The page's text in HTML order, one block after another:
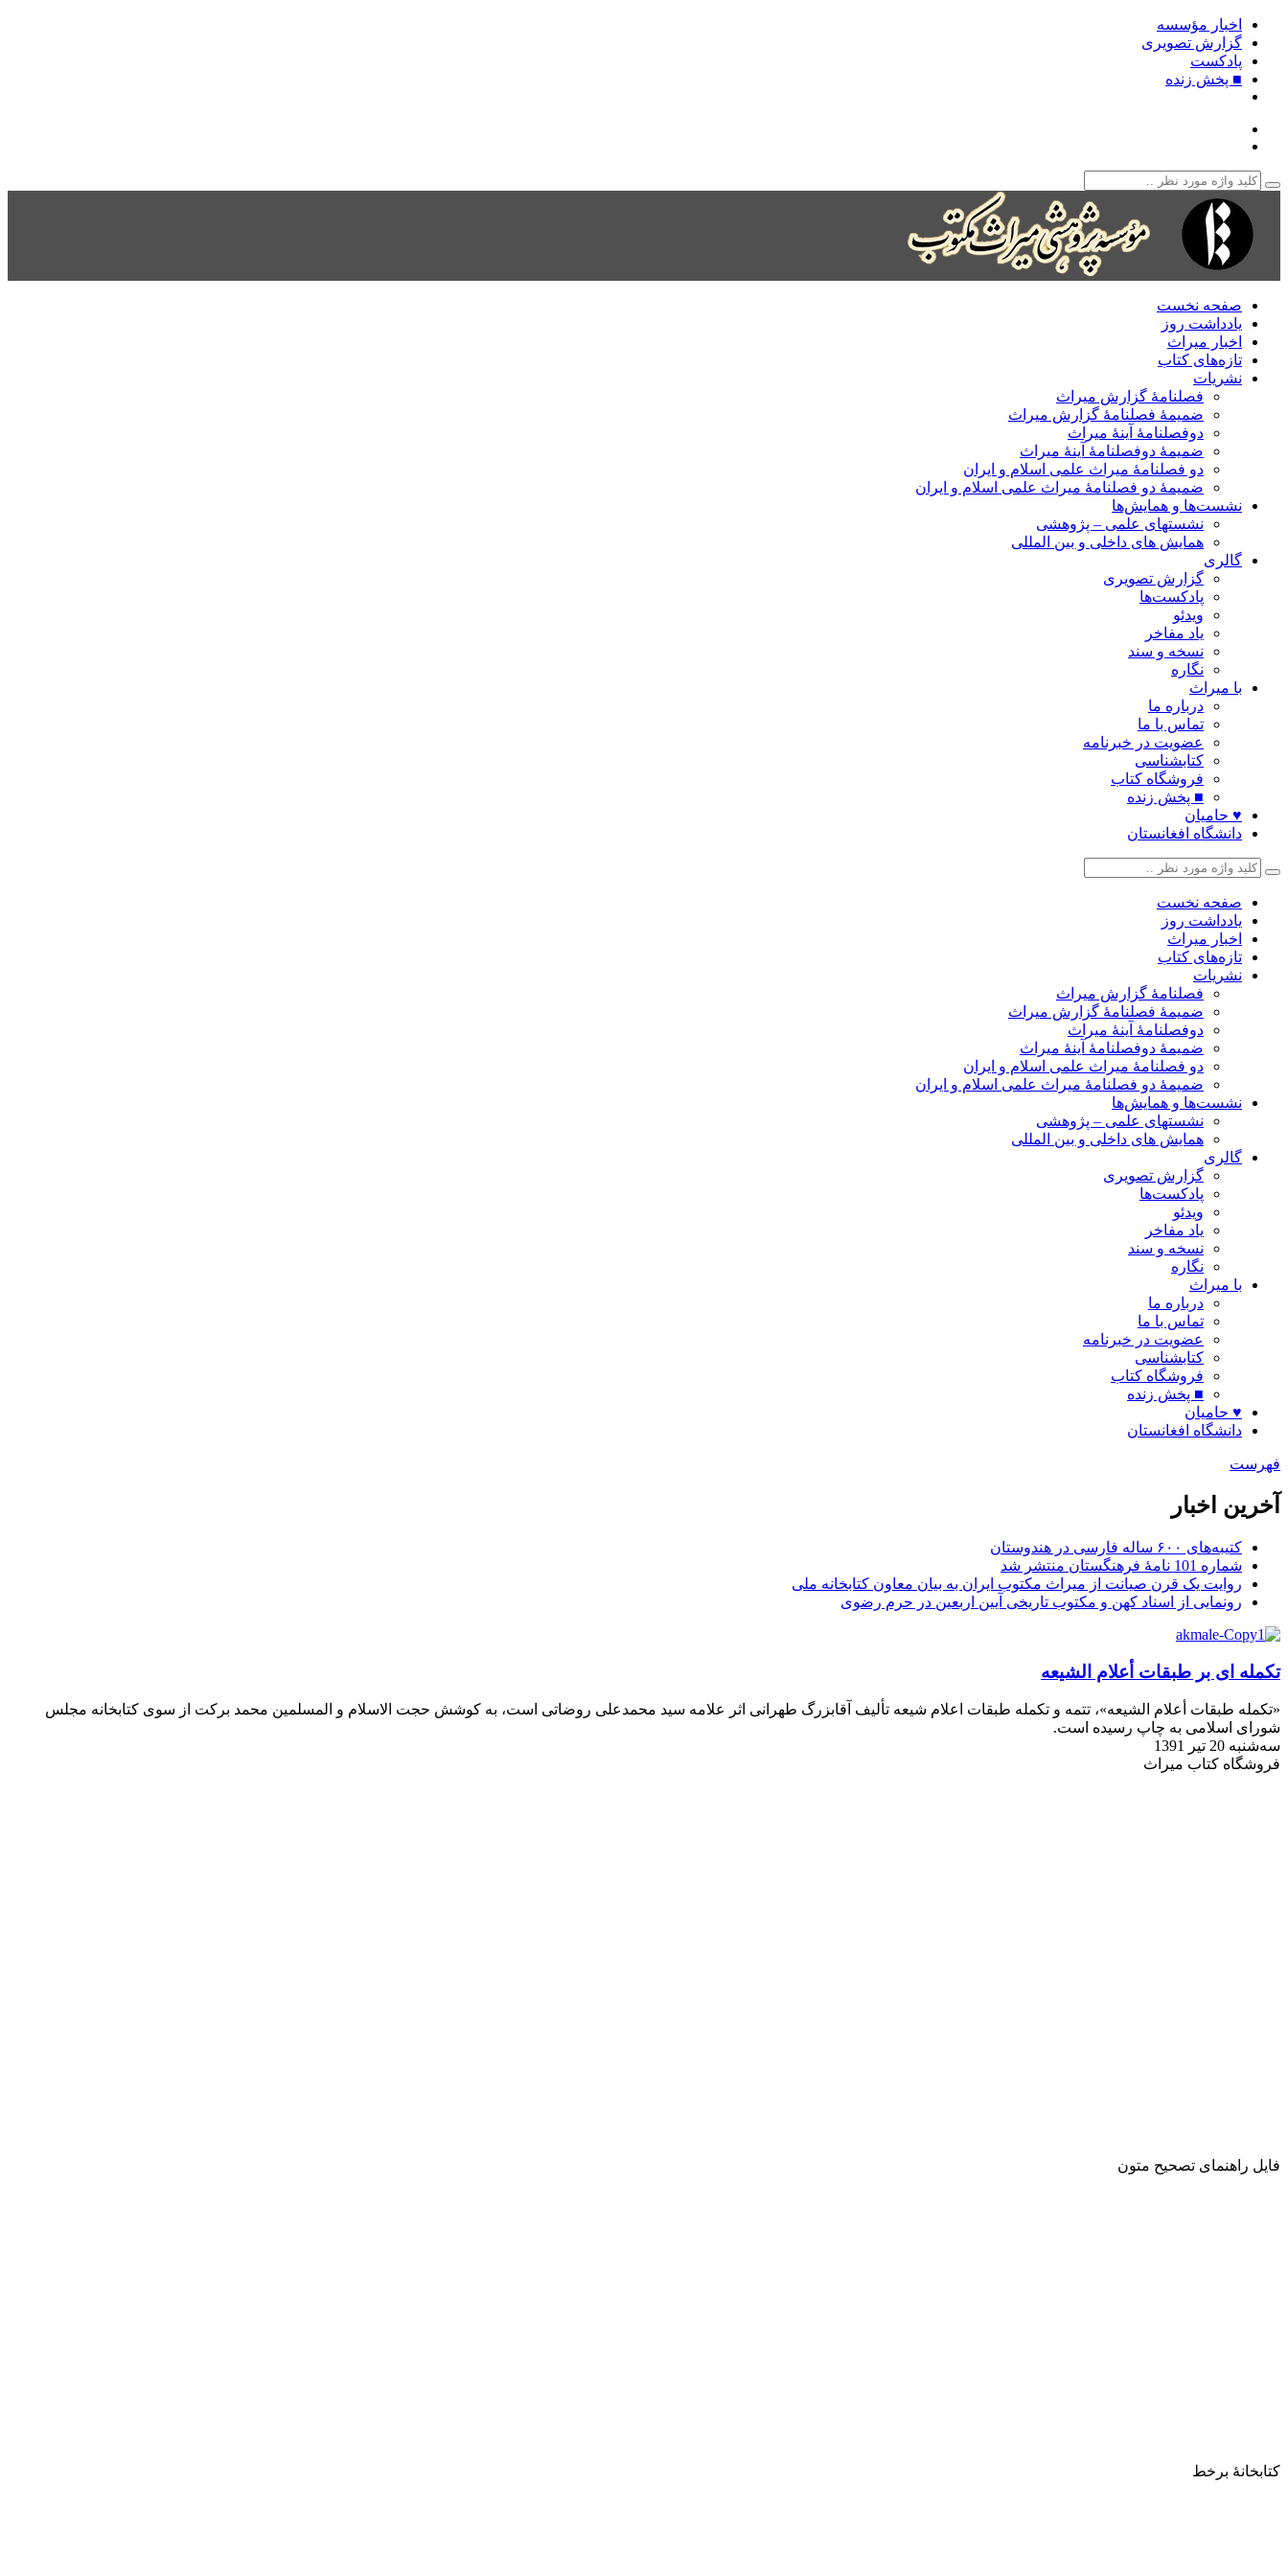
اخبار مؤسسه
گزارش تصویری
پادکست‌
■ پخش زنده
صفحه نخست
یادداشت روز
اخبار میراث
تازه‌های کتاب
نشریات
فصلنامۀ گزارش میراث
ضمیمۀ فصلنامۀ گزارش میراث
دوفصلنامۀ آینۀ میراث
ضمیمۀ دوفصلنامۀ آینۀ میراث
دو فصلنامۀ میراث علمی اسلام و ایران
ضمیمۀ دو فصلنامۀ میراث علمی اسلام و ایران
نشست‌ها و همایش‌ها
نشستهای علمی – پژوهشی
همایش های داخلی و بین المللی
گالری
گزارش تصویری
پادکست‌ها
ویدئو
یاد مفاخر
نسخه و سند
نگاره
با میراث
درباره ما
تماس با ما
عضویت در خبرنامه
کتابشناسی
فروشگاه کتاب
■ پخش زنده
♥ حامیان
دانشگاه افغانستان
صفحه نخست
یادداشت روز
اخبار میراث
تازه‌های کتاب
نشریات
فصلنامۀ گزارش میراث
ضمیمۀ فصلنامۀ گزارش میراث
دوفصلنامۀ آینۀ میراث
ضمیمۀ دوفصلنامۀ آینۀ میراث
دو فصلنامۀ میراث علمی اسلام و ایران
ضمیمۀ دو فصلنامۀ میراث علمی اسلام و ایران
نشست‌ها و همایش‌ها
نشستهای علمی – پژوهشی
همایش های داخلی و بین المللی
گالری
گزارش تصویری
پادکست‌ها
ویدئو
یاد مفاخر
نسخه و سند
نگاره
با میراث
درباره ما
تماس با ما
عضویت در خبرنامه
کتابشناسی
فروشگاه کتاب
■ پخش زنده
♥ حامیان
دانشگاه افغانستان
فهرست
آخرین اخبار
کتیبه‌های ۶۰۰ ساله فارسی در هندوستان
شماره 101 نامۀ فرهنگستان منتشر شد
روایت یک قرن صیانت از میراث مکتوب ایران به بیان معاون کتابخانه ملی
رونمایی از اسناد کهن و مکتوب تاریخی آیین اربعین در حرم رضوی
تکمله ای بر طبقات أعلام الشیعه
«تکمله طبقات أعلام الشیعه»، تتمه و تکمله طبقات اعلام شیعه تألیف آقابزرگ طهرانی اثر علامه سید محمدعلی روضاتی است، به کوشش حجت الاسلام و المسلمین محمد برکت از سوی کتابخانه مجلس
شورای اسلامی به چاپ رسیده است.
سه‌شنبه 20 تیر 1391
فروشگاه کتاب میراث
فایل راهنمای تصحیح متون
کتابخانۀ برخط